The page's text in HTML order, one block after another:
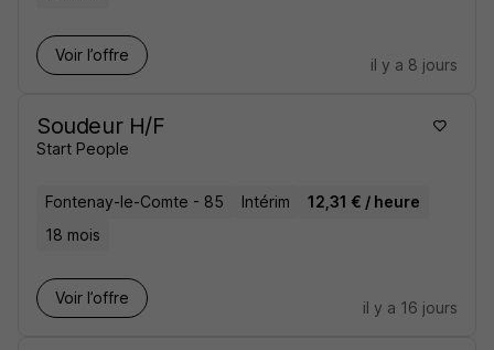
Voir l’offre
il y a 8 jours
Soudeur H/F
Start People
Fontenay-le-Comte - 85 Intérim
12,31 € / heure
18 mois
Voir l’offre
il y a 16 jours